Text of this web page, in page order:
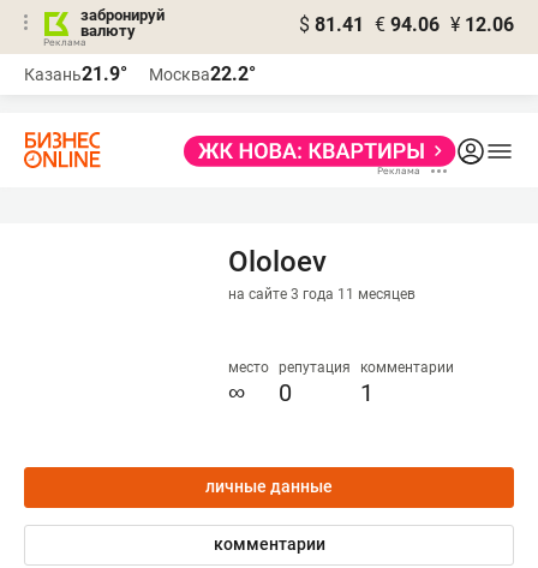
забронируй
валюту
$ 81.41 € 94.06 ¥ 12.06
Казань21.9° Москва22.2°
Ololoev
на сайте 3 года 11 месяцев
место
∞
репутация
0
комментарии
1
личные данные
комментарии